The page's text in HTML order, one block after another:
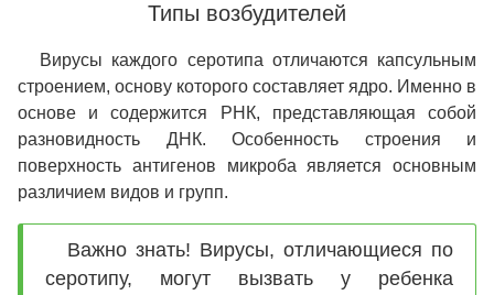
Типы возбудителей
Вирусы каждого серотипа отличаются капсульным
строением, основу которого составляет ядро. Именно в
основе и содержится РНК, представляющая собой
разновидность ДНК. Особенность строения и
поверхность антигенов микроба является основным
различием видов и групп.
Важно знать! Вирусы, отличающиеся по
серотипу, могут вызвать у ребенка